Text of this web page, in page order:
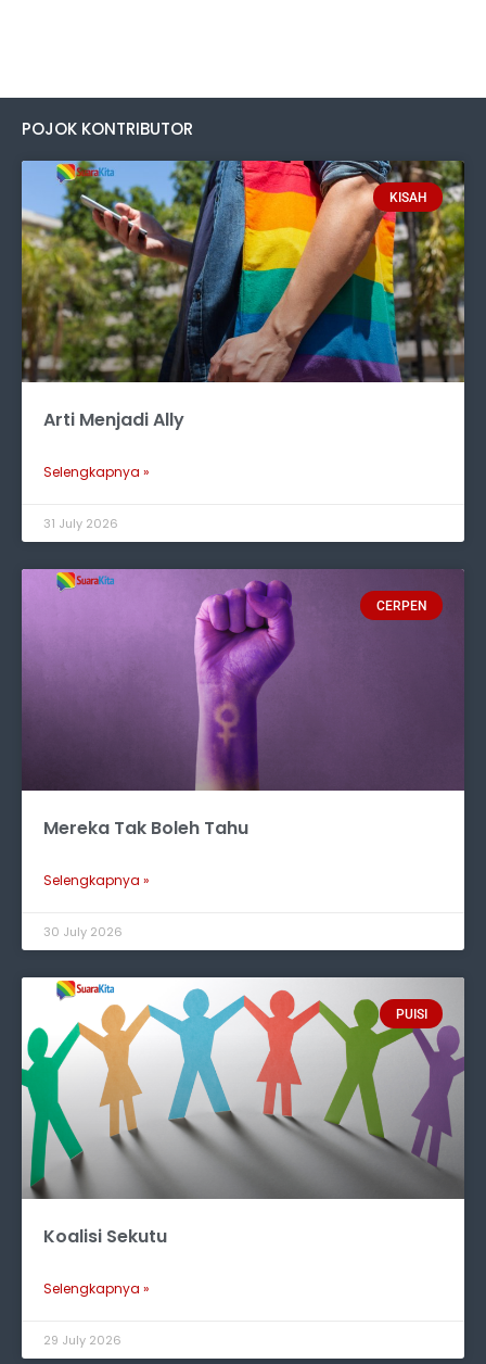
POJOK KONTRIBUTOR
KISAH
Arti Menjadi Ally
Selengkapnya »
31 July 2026
CERPEN
Mereka Tak Boleh Tahu
Selengkapnya »
30 July 2026
PUISI
Koalisi Sekutu
Selengkapnya »
29 July 2026